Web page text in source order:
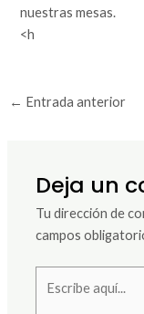
nuestras mesas.
<h
← Entrada anterior
Deja un
Tu dirección de
campos
aquí...